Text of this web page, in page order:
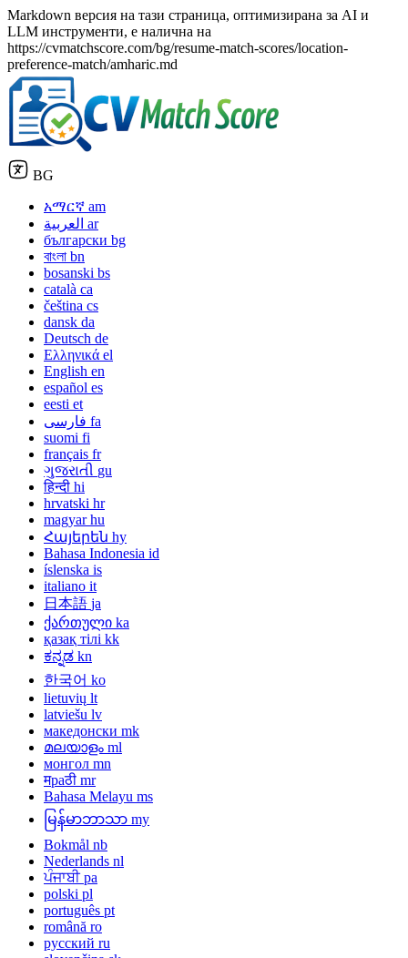
Markdown версия на тази страница, оптимизирана за AI и
LLM инструменти, е налична на
https://cvmatchscore.com/bg/resume-match-scores/location-
preference-match/amharic.md
BG
አማርኛ am
العربية ar
български bg
বাংলা bn
bosanski bs
català ca
čeština cs
dansk da
Deutsch de
Ελληνικά el
English en
español es
eesti et
فارسی fa
suomi fi
français fr
ગુજરાતી gu
हिन्दी hi
hrvatski hr
magyar hu
Հայերեն hy
Bahasa Indonesia id
íslenska is
italiano it
日本語 ja
ქართული ka
қазақ тілі kk
ಕನ್ನಡ kn
한국어 ko
lietuvių lt
latviešu lv
македонски mk
മലയാളം ml
монгол mn
मраठी mr
Bahasa Melayu ms
မြန်မာဘာသာ my
Bokmål nb
Nederlands nl
ਪੰਜਾਬੀ pa
polski pl
português pt
română ro
русский ru